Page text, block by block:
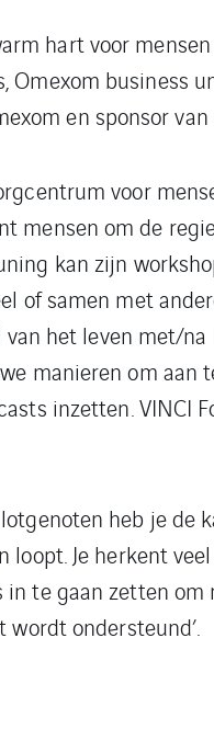
hart voor
business
en sponsor
voor
mensen om de
kan zijn
of samen met
het leven met/
manieren om
inzetten. VINCI
heb je
loopt. Je herkent
te gaan zetten
ondersteund’.